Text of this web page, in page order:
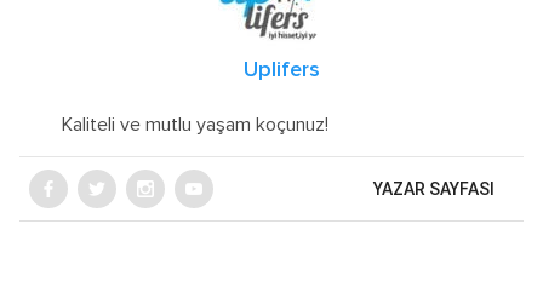
Uplifers
Kaliteli ve mutlu yaşam koçunuz!
YAZAR SAYFASI